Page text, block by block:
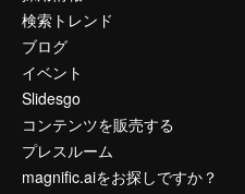
検索トレンド
ブログ
イベント
Slidesgo
コンテンツを販売する
プレスルーム
magnific.aiをお探しですか？